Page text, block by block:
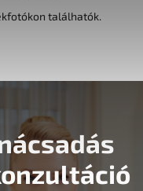
találhatók.